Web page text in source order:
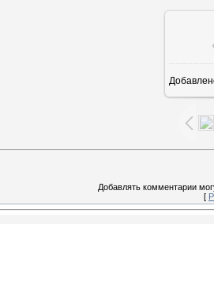
Добавлять комментарии
[